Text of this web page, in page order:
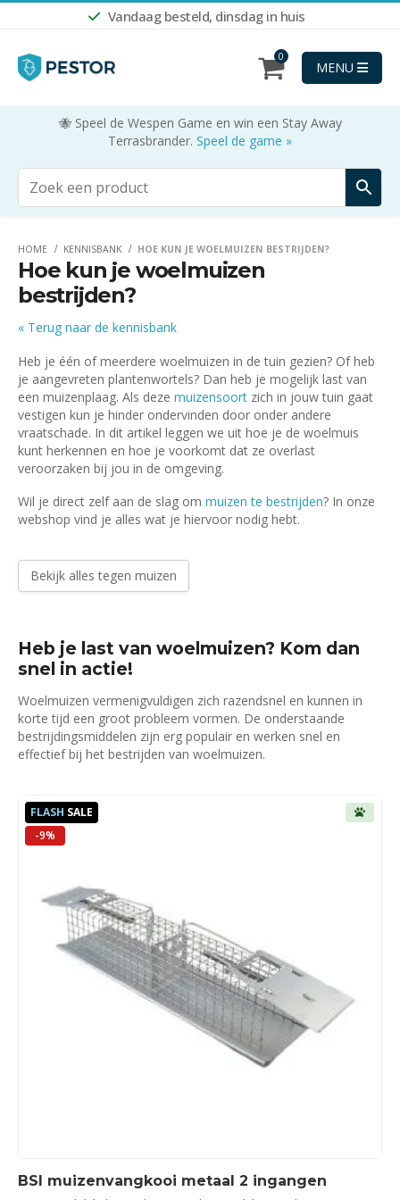
Vandaag besteld, dinsdag in huis
0
MENU
🐝 Speel de Wespen Game en win een Stay Away
Terrasbrander. Speel de game »
HOME KENNISBANK HOE KUN JE WOELMUIZEN BESTRIJDEN?
Hoe kun je woelmuizen
bestrijden?
« Terug naar de kennisbank
Heb je één of meerdere woelmuizen in de tuin gezien? Of heb
je aangevreten plantenwortels? Dan heb je mogelijk last van
een muizenplaag. Als deze muizensoort zich in jouw tuin gaat
vestigen kun je hinder ondervinden door onder andere
vraatschade. In dit artikel leggen we uit hoe je de woelmuis
kunt herkennen en hoe je voorkomt dat ze overlast
veroorzaken bij jou in de omgeving.
Wil je direct zelf aan de slag om muizen te bestrijden? In onze
webshop vind je alles wat je hiervoor nodig hebt.
Bekijk alles tegen muizen
Heb je last van woelmuizen? Kom dan
snel in actie!
Woelmuizen vermenigvuldigen zich razendsnel en kunnen in
korte tijd een groot probleem vormen. De onderstaande
bestrijdingsmiddelen zijn erg populair en werken snel en
effectief bij het bestrijden van woelmuizen.
FLASH SALE
-9%
BSI muizenvangkooi metaal 2 ingangen
Shop nu